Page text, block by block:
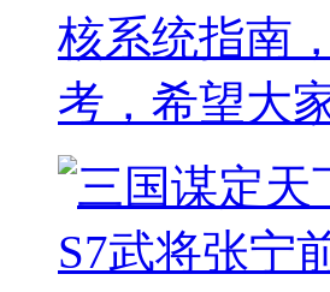
核系统指南
考，希望大